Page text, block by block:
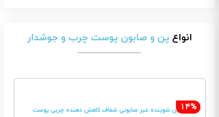
انواعپن و صابون پوست چرب و جوشدار
14%